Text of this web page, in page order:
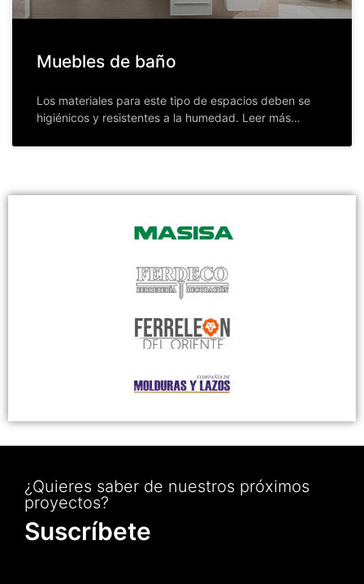
Muebles de baño
Los materiales para este tipo de espacios deben se
higiénicos y resistentes a la humedad. Leer más…
¿Quieres saber de nuestros próximos
proyectos?
Suscríbete